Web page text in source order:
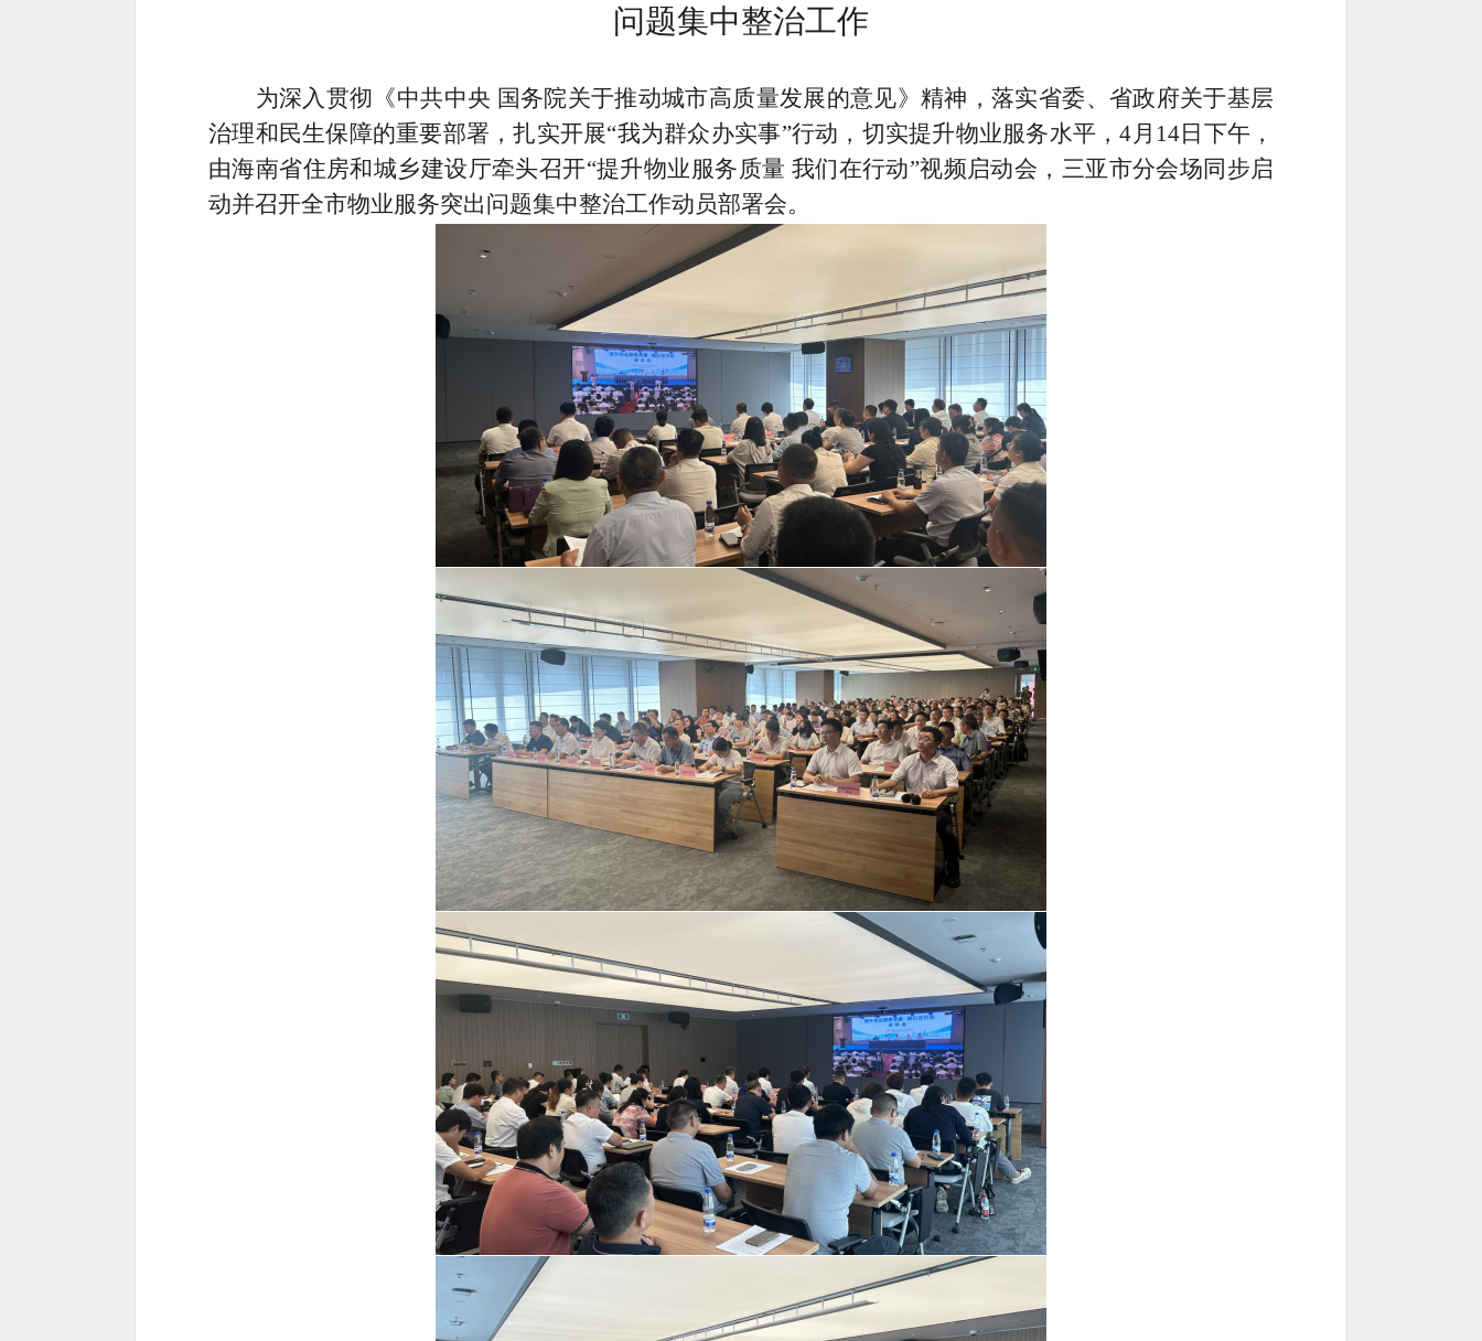
问题集中整治工作
为深入贯彻《中共中央 国务院关于推动城市高质量发展的意见》精神，落实省委、省政府关于基层
治理和民生保障的重要部署，扎实开展“我为群众办实事”行动，切实提升物业服务水平，4月 14日下午，
由海南省住房和城乡建设厅牵头召开“提升物业服务质量 我们在行动”视频启动会，三亚市分会场同步启
动并召开全市物业服务突出问题集中整治工作动员部署会。